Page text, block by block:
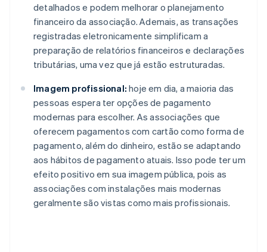
detalhados e podem melhorar o planejamento
financeiro da associação. Ademais, as transações
registradas eletronicamente simplificam a
preparação de relatórios financeiros e declarações
tributárias, uma vez que já estão estruturadas.
Imagem profissional: hoje em dia, a maioria das
pessoas espera ter opções de pagamento
modernas para escolher. As associações que
oferecem pagamentos com cartão como forma de
pagamento, além do dinheiro, estão se adaptando
aos hábitos de pagamento atuais. Isso pode ter um
efeito positivo em sua imagem pública, pois as
associações com instalações mais modernas
geralmente são vistas como mais profissionais.